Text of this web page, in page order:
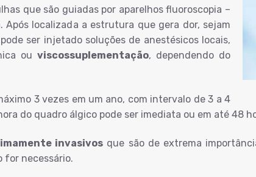
que são guiadas por aparelhos fluoroscopia –
localizada a estrutura que gera dor, sejam
ser injetado soluções de anestésicos locais,
ou viscossuplementação, dependendo do
3 vezes em um ano, com intervalo de 3 a 4
do quadro álgico pode ser imediata ou em até 48
invasivos que são de extrema
for necessário.